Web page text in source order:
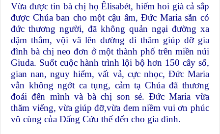
Vừa được tin bà chị họ Êlisabét, hiếm hoi già cả sắp
được Chúa ban cho một cậu ấm, Đức Maria sẵn có
đức thương người, đã không quản ngại đường xa
dặm thẳm, vội vã lên đường đi thăm giúp đỡ gia
đình bà chị neo đơn ở một thành phố trên miền núi
Giuda. Suốt cuộc hành trình lội bộ hơn 150 cây số,
gian nan, nguy hiểm, vất vả, cực nhọc, Đức Maria
vẫn không ngớt ca tụng, cảm tạ Chúa đã thương
đoái đến mình và bà chị son sẻ. Đức Maria vừa
thăm viếng, vừa giúp đỡ,vừa đem niềm vui ơn phúc
vô cùng của Đấng Cứu thế đến cho gia đình.